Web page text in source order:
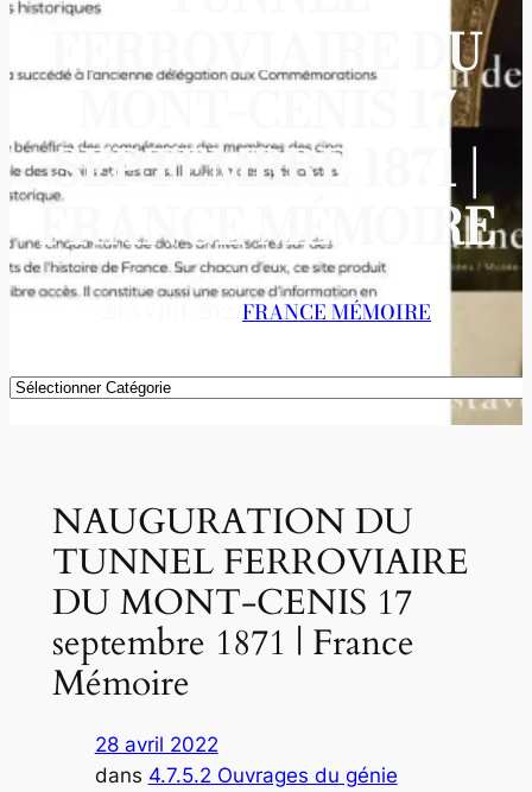
FERROVIAIRE DU
MONT-CENIS 17
SEPTEMBRE 1871 |
FRANCE MÉMOIRE
FRANCE MÉMOIRE
Catégories
NAUGURATION DU
TUNNEL FERROVIAIRE
DU MONT-CENIS 17
septembre 1871 | France
Mémoire
28 avril 2022
dans 4.7.5.2 Ouvrages du génie